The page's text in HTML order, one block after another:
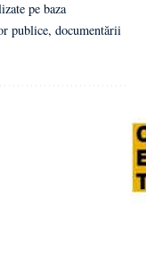
pe baza
publice, documentării